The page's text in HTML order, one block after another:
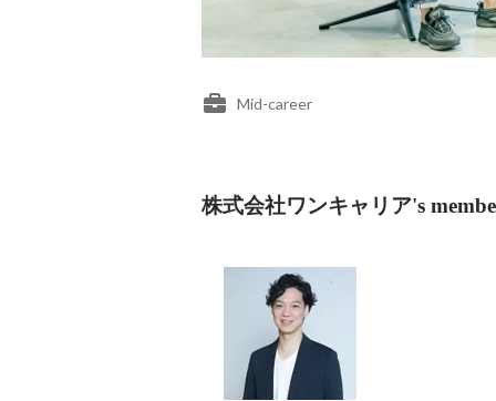
Mid-career
株式会社ワンキャリア's